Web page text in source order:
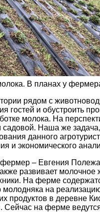
В планах у
рядом с
гостей и обустроить
молока. На
садовой. Наша же
данного
и экономического
– Евгения
развивает
На ферме
на
продуктов в деревне
Сейчас на ферме